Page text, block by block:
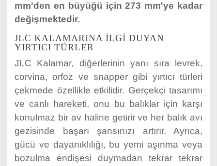
mm'den en büyüğü için 273 mm'ye kadar
değişmektedir.
JLC KALAMARINA ILGI DUYAN
YIRTICI TÜRLER
JLC Kalamar, diğerlerinin yanı sıra levrek,
corvina, orfoz ve snapper gibi yırtıcı türleri
çekmede özellikle etkilidir. Gerçekçi tasarımı
ve canlı hareketi, onu bu balıklar için karşı
konulmaz bir av haline getirir ve her balık avı
gezisinde başarı şansınızı artırır. Ayrıca,
gücü ve dayanıklılığı, bu yemi aşınma veya
bozulma endişesi duymadan tekrar tekrar